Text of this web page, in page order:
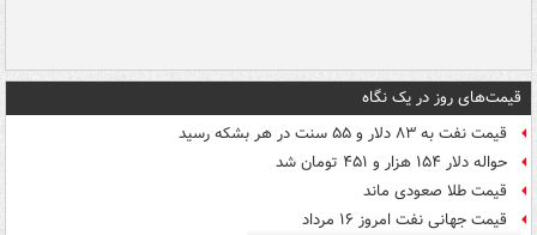
قیمت‌های روز در یک نگاه
قیمت نفت به ۸۳ دلار و ۵۵ سنت در هر بشکه رسید
حواله دلار ۱۵۴ هزار و ۴۵۱ تومان شد
قیمت طلا صعودی ماند
قیمت جهانی نفت امروز ۱۶ مرداد